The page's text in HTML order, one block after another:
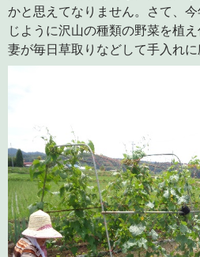
かと思えてなりません。さて、
じように沢山の種類の野菜を植
妻が毎日草取りなどして手入れに